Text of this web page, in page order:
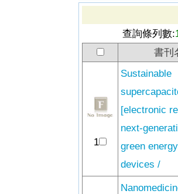
查詢條列數:
書刊
1
Sustainable
[electronic
next-
green
devices /